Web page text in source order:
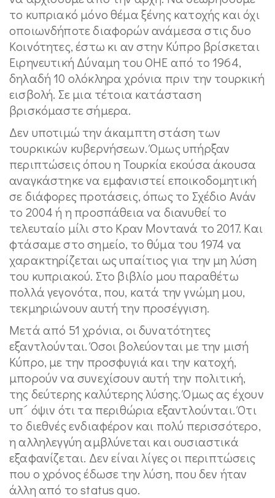
το κυπριακό μόνο θέμα ξένης κατοχής και όχι
οποιωνδήποτε διαφορών ανάμεσα στις δυο
Κοινότητες, έστω κι αν στην Κύπρο βρίσκεται
Ειρηνευτική Δύναμη του ΟΗΕ από το 1964,
δηλαδή 10 ολόκληρα χρόνια πριν την τουρκική
εισβολή. Σε μια τέτοια κατάσταση
βρισκόμαστε σήμερα.
Δεν υποτιμώ την άκαμπτη στάση των
τουρκικών κυβερνήσεων. Όμως υπήρξαν
περιπτώσεις όπου η Τουρκία εκούσα άκουσα
αναγκάστηκε να εμφανιστεί εποικοδομητική
σε διάφορες προτάσεις, όπως το Σχέδιο Ανάν
το 2004 ή η προσπάθεια να διανυθεί το
τελευταίο μίλι στο Κραν Μοντανά το 2017. Και
φτάσαμε στο σημείο, το θύμα του 1974 να
χαρακτηρίζεται ως υπαίτιος για την μη λύση
του κυπριακού. Στο βιβλίο μου παραθέτω
πολλά γεγονότα, που, κατά την γνώμη μου,
τεκμηριώνουν αυτή την προσέγγιση.
Μετά από 51 χρόνια, οι δυνατότητες
εξαντλούνται. Όσοι βολεύονται με την μισή
Κύπρο, με την προσφυγιά και την κατοχή,
μπορούν να συνεχίσουν αυτή την πολιτική,
της δεύτερης καλύτερης λύσης. Όμως ας έχουν
υπ´ όψιν ότι τα περιθώρια εξαντλούνται. Ότι
το διεθνές ενδιαφέρον και πολύ περισσότερο,
η αλληλεγγύη αμβλύνεται και ουσιαστικά
εξαφανίζεται. Δεν είναι λίγες οι περιπτώσεις
που ο χρόνος έδωσε την λύση, που δεν ήταν
άλλη από το status quo.